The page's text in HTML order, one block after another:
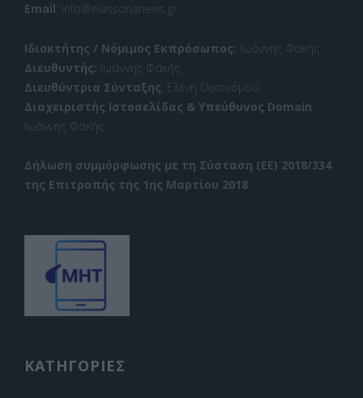
Email: info@elassonanews.gr
Ιδιοκτήτης / Νόμιμος Εκπρόσωπος: Ιωάννης Φακής
Διευθυντής: Ιωάννης Φακής
Διευθύντρια Σύνταξης: Ελένη Οικονόμου
Διαχειριστής Ιστοσελίδας & Υπεύθυνος Domain:
Ιωάννης Φακής
Δήλωση συμμόρφωσης με τη Σύσταση (ΕΕ) 2018/334
της Επιτροπής της 1ης Μαρτίου 2018
ΚΑΤΗΓΟΡΙΕΣ